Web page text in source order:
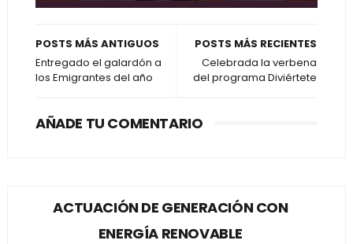
POSTS MÁS RECIENTES
Celebrada la verbena
del programa Diviértete
POSTS MÁS ANTIGUOS
Entregado el galardón a
los Emigrantes del año
AÑADE TU COMENTARIO
ACTUACIÓN DE GENERACIÓN CON
ENERGÍA RENOVABLE